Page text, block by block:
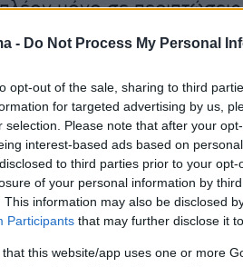
- Do Not Process My Personal
opt-out of the sale, sharing to third
for targeted advertising by us,
selection. Please note that after your
interest-based ads based on
to third parties prior to your
of your personal information by
This information may also be disclosed
Participants that may further disclose it
that this website/app uses one or more
μόνο σε
αρνητικές τιμές για
συμφωνηθεί κατόπιν
και, μετά την
από την 1η
υπουργείο
με την